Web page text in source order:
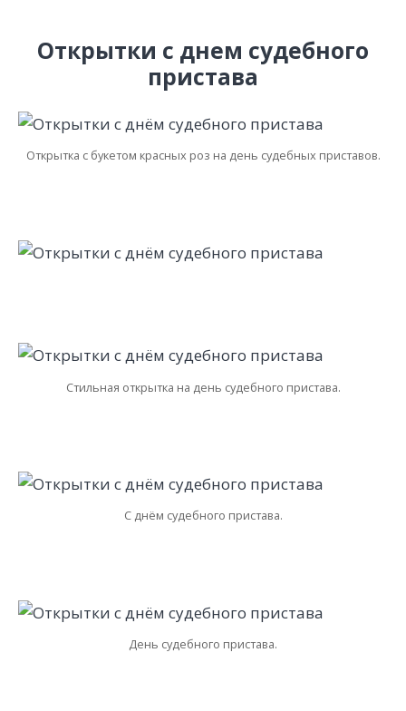
Открытки с днем судебного
пристава
Открытка с букетом красных роз на день судебных приставов.
Стильная открытка на день судебного пристава.
С днём судебного пристава.
День судебного пристава.